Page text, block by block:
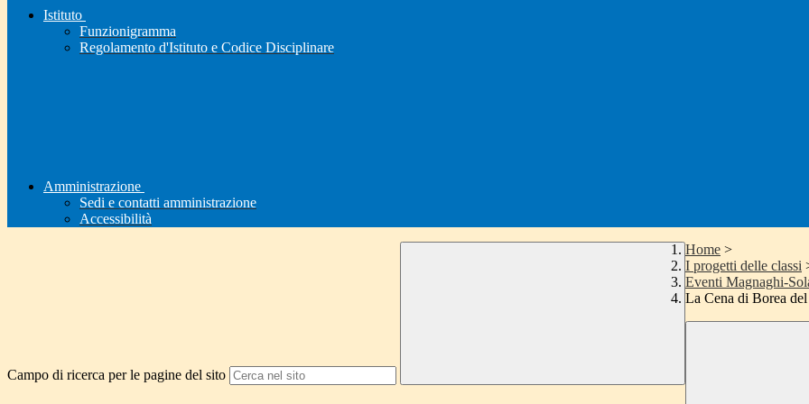
Istituto
Funzionigramma
Regolamento d'Istituto e Codice Disciplinare
Amministrazione
Sedi e contatti amministrazione
Accessibilità
Campo di ricerca per le pagine del sito
Home >
I progetti delle classi
Eventi Magnaghi-
La Cena di Borea